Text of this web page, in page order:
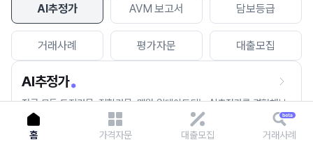
AI추정가 AVM 보고서 담보등급
거래사례 평가자문 대출모집
AI추정가
전국 모든 토지건물, 집합건물, 매월 업데이트되는 AI추정가를 경험해보
세요.
홈 가격자문 대출모집 거래사례